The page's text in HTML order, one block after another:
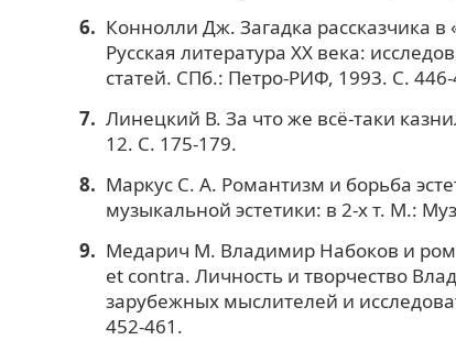
Коннолли Дж. Загадка рассказчика
Русская литература XX века:
статей. СПб.: Петро-РИФ, 1993. С.
Линецкий В. За что же всё-таки
12. С. 175-179.
Маркус С. А. Романтизм и борьба
музыкальной эстетики: в 2-х т. М.:
Медарич М. Владимир Набоков и
et contra. Личность и творчество
зарубежных мыслителей и
452-461.